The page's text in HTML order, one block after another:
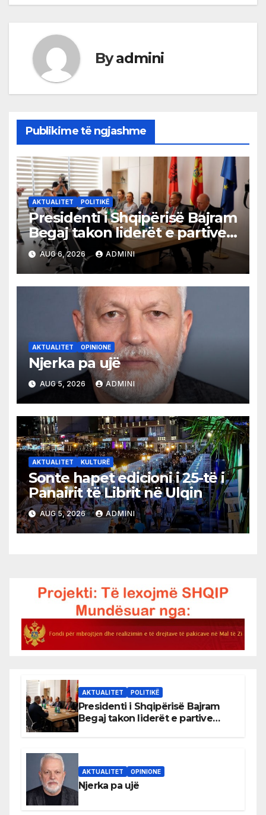
Byadmini
Publikime të ngjashme
AKTUALITET POLITIKË
Presidenti i Shqipërisë Bajram
Begaj takon liderët e partive
shqiptare në Ulqin
AUG 6, 2026 ADMINI
AKTUALITET OPINIONE
Njerka pa ujë
AUG 5, 2026 ADMINI
AKTUALITET KULTURË
Sonte hapet edicioni i 25-të i
Panairit të Librit në Ulqin
AUG 5, 2026 ADMINI
AKTUALITET POLITIKË
Presidenti i Shqipërisë Bajram
Begaj takon liderët e partive
AKTUALITET OPINIONE
Njerka pa ujë